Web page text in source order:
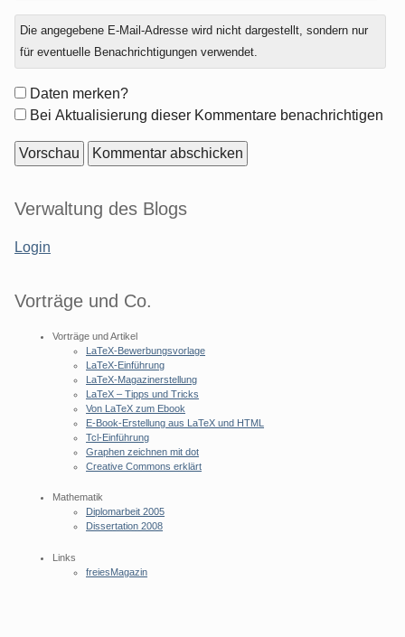
Antwort
zu
Die angegebene E-Mail-Adresse wird nicht dargestellt, sondern nur
für eventuelle Benachrichtigungen verwendet.
Formular-
Optionen
Daten merken?
Bei Aktualisierung dieser Kommentare benachrichtigen
Seitenleiste
Verwaltung des Blogs
Login
Vorträge und Co.
Vorträge und Artikel
LaTeX-Bewerbungsvorlage
LaTeX-Einführung
LaTeX-Magazinerstellung
LaTeX – Tipps und Tricks
Von LaTeX zum Ebook
E-Book-Erstellung aus LaTeX und HTML
Tcl-Einführung
Graphen zeichnen mit dot
Creative Commons erklärt
Mathematik
Diplomarbeit 2005
Dissertation 2008
Links
freiesMagazin